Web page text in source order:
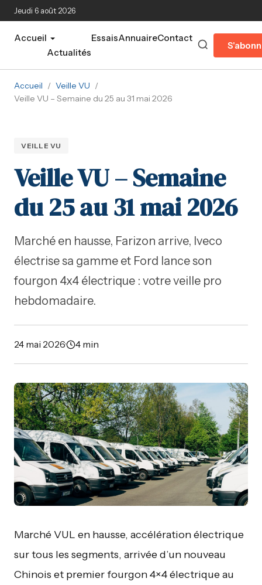
Aller au contenu principal
Jeudi 6 août 2026
Accueil
Actualités
EssaisAnnuaireContact
Accueil / Veille VU /
Veille VU – Semaine du 25 au 31 mai 2026
VEILLE VU
Veille VU – Semaine
du 25 au 31 mai 2026
Marché en hausse, Farizon arrive, Iveco
électrise sa gamme et Ford lance son
fourgon 4x4 électrique : votre veille pro
hebdomadaire.
24 mai 2026· 4 min
Marché VUL en hausse, accélération électrique
sur tous les segments, arrivée d’un nouveau
Chinois et premier fourgon 4×4 électrique au